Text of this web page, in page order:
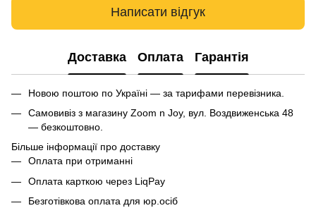
Написати відгук
Доставка Оплата Гарантія
Новою поштою по Україні — за тарифами перевізника.
Самовивіз з магазину Zoom n Joy, вул. Воздвиженська 48
— безкоштовно.
Більше інформації про доставку
Оплата при отриманні
Оплата карткою через LiqPay
Безготівкова оплата для юр.осіб